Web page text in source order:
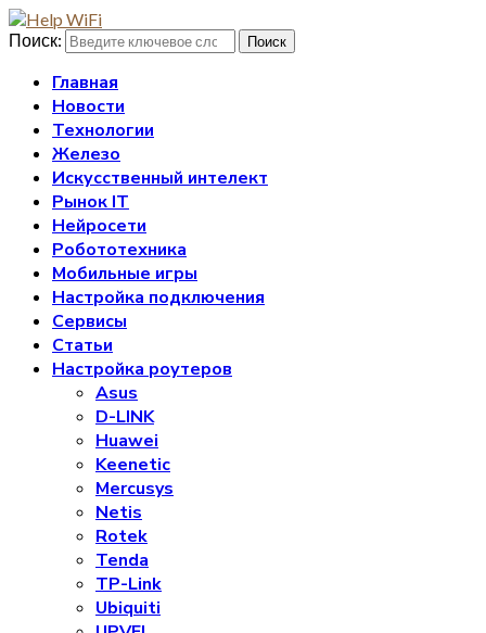
Поиск: Поиск
Главная
Новости
Технологии
Железо
Искусственный интелект
Рынок IT
Нейросети
Робототехника
Мобильные игры
Настройка подключения
Сервисы
Статьи
Настройка роутеров
Asus
D-LINK
Huawei
Keenetic
Mercusys
Netis
Rotek
Tenda
TP-Link
Ubiquiti